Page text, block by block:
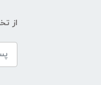
از